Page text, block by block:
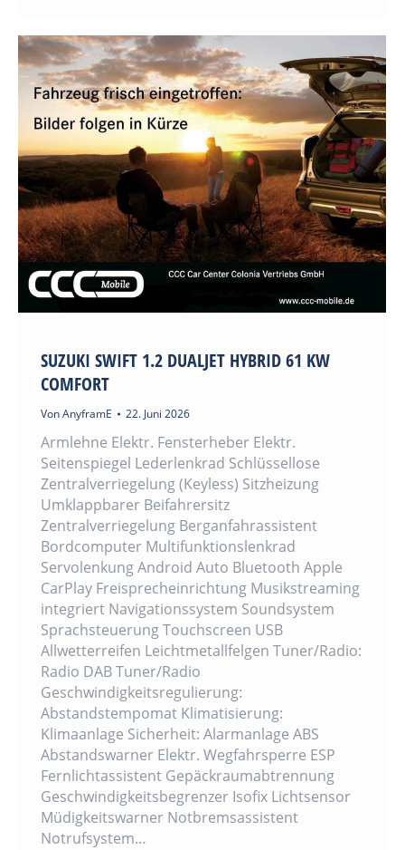
SUZUKI SWIFT 1.2 DUALJET HYBRID 61 KW
COMFORT
VonAnyframE 22. Juni 2026
Armlehne Elektr. Fensterheber Elektr.
Seitenspiegel Lederlenkrad Schlüssellose
Zentralverriegelung (Keyless) Sitzheizung
Umklappbarer Beifahrersitz
Zentralverriegelung Berganfahrassistent
Bordcomputer Multifunktionslenkrad
Servolenkung Android Auto Bluetooth Apple
CarPlay Freisprecheinrichtung Musikstreaming
integriert Navigationssystem Soundsystem
Sprachsteuerung Touchscreen USB
Allwetterreifen Leichtmetallfelgen Tuner/Radio:
Radio DAB Tuner/Radio
Geschwindigkeitsregulierung:
Abstandstempomat Klimatisierung:
Klimaanlage Sicherheit: Alarmanlage ABS
Abstandswarner Elektr. Wegfahrsperre ESP
Fernlichtassistent Gepäckraumabtrennung
Geschwindigkeitsbegrenzer Isofix Lichtsensor
Müdigkeitswarner Notbremsassistent
Notrufsystem…